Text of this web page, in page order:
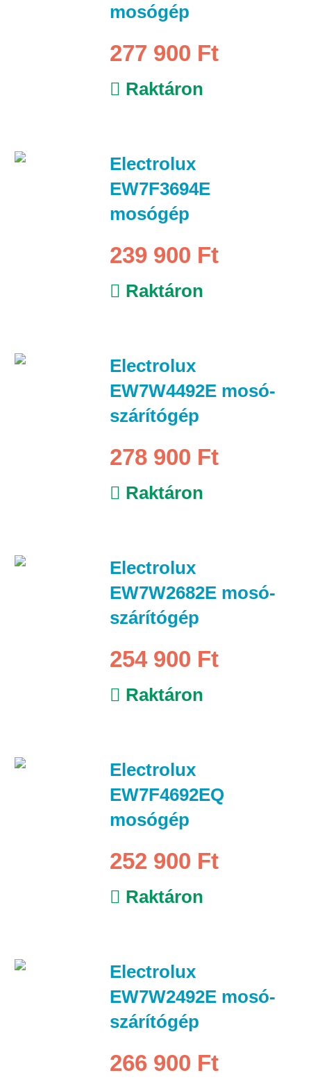
mosógép
277 900 Ft
Raktáron
Electrolux
EW7F3694E
mosógép
239 900 Ft
Raktáron
Electrolux
EW7W4492E mosó-
szárítógép
278 900 Ft
Raktáron
Electrolux
EW7W2682E mosó-
szárítógép
254 900 Ft
Raktáron
Electrolux
EW7F4692EQ
mosógép
252 900 Ft
Raktáron
Electrolux
EW7W2492E mosó-
szárítógép
266 900 Ft